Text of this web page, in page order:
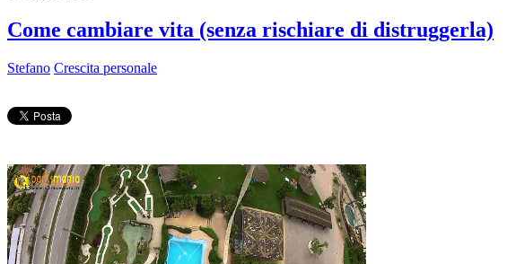
Come cambiare vita (senza rischiare di distruggerla)
Stefano Crescita personale